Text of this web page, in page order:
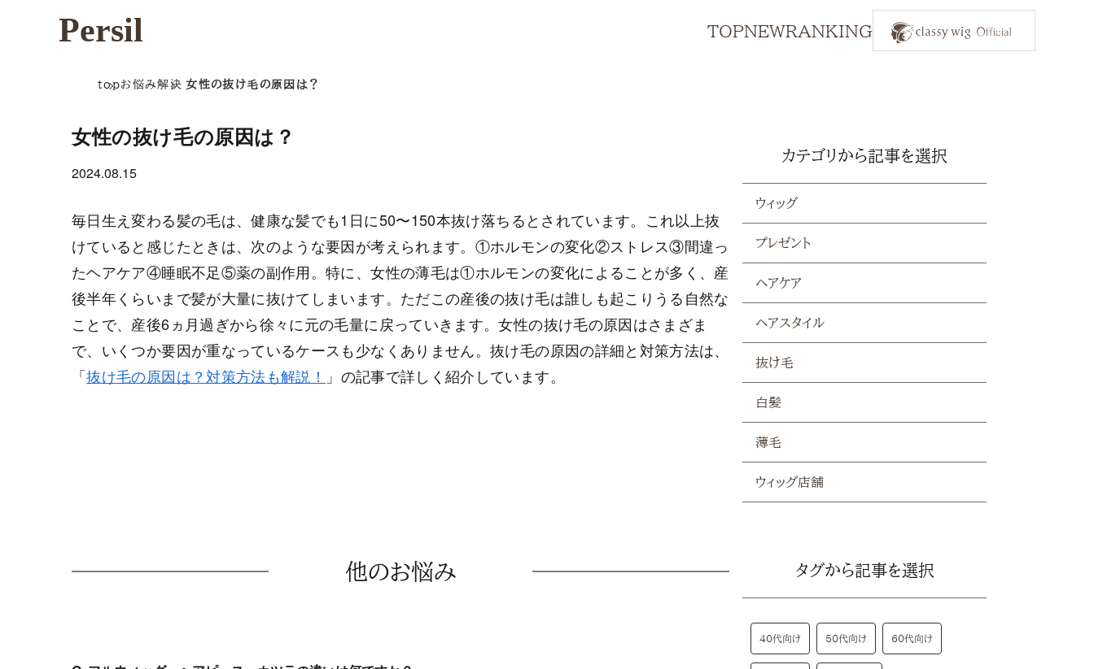
Persil TOPNEWRANKING
topお悩み解決 女性の抜け毛の原因は？
女性の抜け毛の原因は？
2024.08.15
毎日生え変わる髪の毛は、健康な髪でも1日に50〜150本抜け落ちるとされています。これ以上抜
けていると感じたときは、次のような要因が考えられます。①ホルモンの変化②ストレス③間違っ
たヘアケア④睡眠不足⑤薬の副作用。特に、女性の薄毛は①ホルモンの変化によることが多く、産
後半年くらいまで髪が大量に抜けてしまいます。ただこの産後の抜け毛は誰しも起こりうる自然な
ことで、産後6ヵ月過ぎから徐々に元の毛量に戻っていきます。女性の抜け毛の原因はさまざま
で、いくつか要因が重なっているケースも少なくありません。抜け毛の原因の詳細と対策方法は、
「抜け毛の原因は？対策方法も解説！ 」の記事で詳しく紹介しています。
他のお悩み
カテゴリから記事を選択
ウィッグ
プレゼント
ヘアケア
ヘアスタイル
抜け毛
白髪
薄毛
ウィッグ店舗
タグから記事を選択
40代向け 50代向け 60代向け